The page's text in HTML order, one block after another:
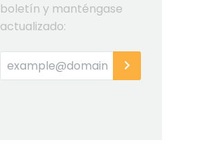
boletín y manténgase
actualizado: